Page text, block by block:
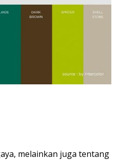
melainkan juga tentang